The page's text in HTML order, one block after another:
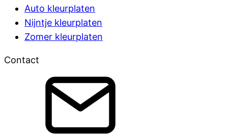
Auto kleurplaten
Nijntje kleurplaten
Zomer kleurplaten
Contact